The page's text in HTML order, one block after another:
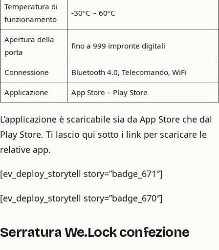
Temperatura di
funzionamento
-30ºC ~ 60ºC
Apertura della
porta
fino a 999 impronte digitali
Connessione Bluetooth 4.0, Telecomando, WiFi
Applicazione App Store – Play Store
L’applicazione è scaricabile sia da App Store che dal
Play Store. Ti lascio qui sotto i link per scaricare le
relative app.
[ev_deploy_storytell story=”badge_671″]
[ev_deploy_storytell story=”badge_670″]
Serratura We.Lock confezione